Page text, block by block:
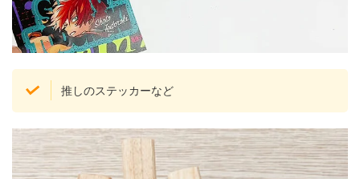
推しのステッカーなど